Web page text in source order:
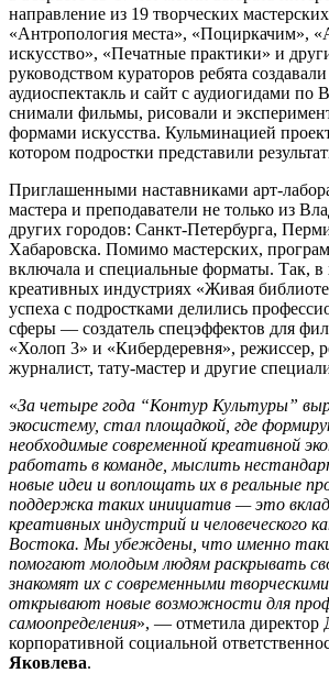
направление из 19 творческих
«Антропология места», «Поциркачим»,
искусство», «Печатные практики» и
руководством кураторов ребята
аудиоспектакль и сайт с аудиогидами по
снимали фильмы, рисовали и
формами искусства. Кульминацией
котором подростки представили
Приглашенными наставниками арт-
мастера и преподаватели не только из
других городов: Санкт-Петербурга,
Хабаровска. Помимо мастерских,
включала и специальные форматы. Так, в
креативных индустриях «Живая
успеха с подростками делились
сферы — создатель спецэффектов для
«Холоп 3» и «Кибердеревня», режиссер,
журналист, тату-мастер и другие
«За четыре года “Контур Культуры”
экосистему, стал площадкой, где
необходимые современной креативной
работать в команде, мыслить
новые идеи и воплощать их в реальные
поддержка таких инициатив — это
креативных индустрий и человеческого
Востока. Мы убеждены, что именно
помогают молодым людям раскрывать
знакомят их с современными
открывают новые возможности для
самоопределения», — отметила директор
корпоративной социальной
Яковлева.